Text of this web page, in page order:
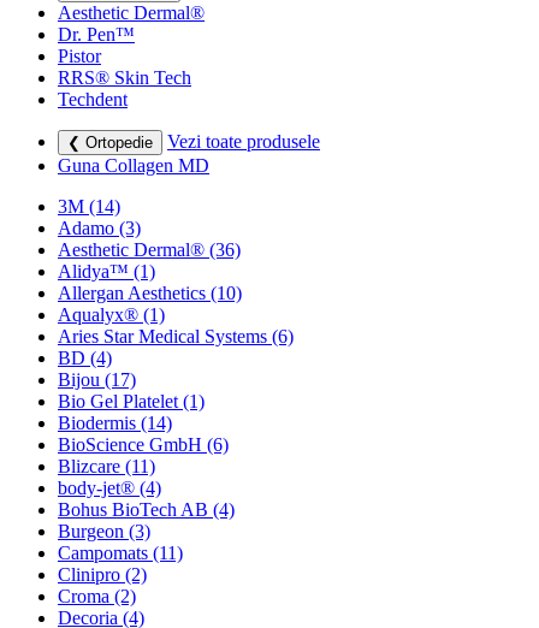
Aesthetic Dermal®
Dr. Pen™
Pistor
RRS® Skin Tech
Techdent
❮ Ortopedie
Vezi toate produsele
Guna Collagen MD
3M (14)
Adamo (3)
Aesthetic Dermal® (36)
Alidya™ (1)
Allergan Aesthetics (10)
Aqualyx® (1)
Aries Star Medical Systems (6)
BD (4)
Bijou (17)
Bio Gel Platelet (1)
Biodermis (14)
BioScience GmbH (6)
Blizcare (11)
body-jet® (4)
Bohus BioTech AB (4)
Burgeon (3)
Campomats (11)
Clinipro (2)
Croma (2)
Decoria (4)